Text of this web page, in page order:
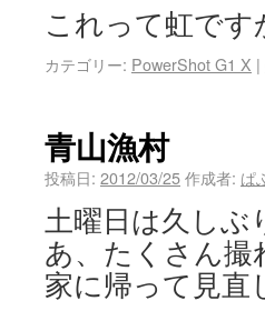
これって虹です
カテゴリー: PowerShot G1 X |
青山漁村
投稿日: 2012/03/25作成者: ぱ
土曜日は久しぶ
あ、たくさん
家に帰って見直